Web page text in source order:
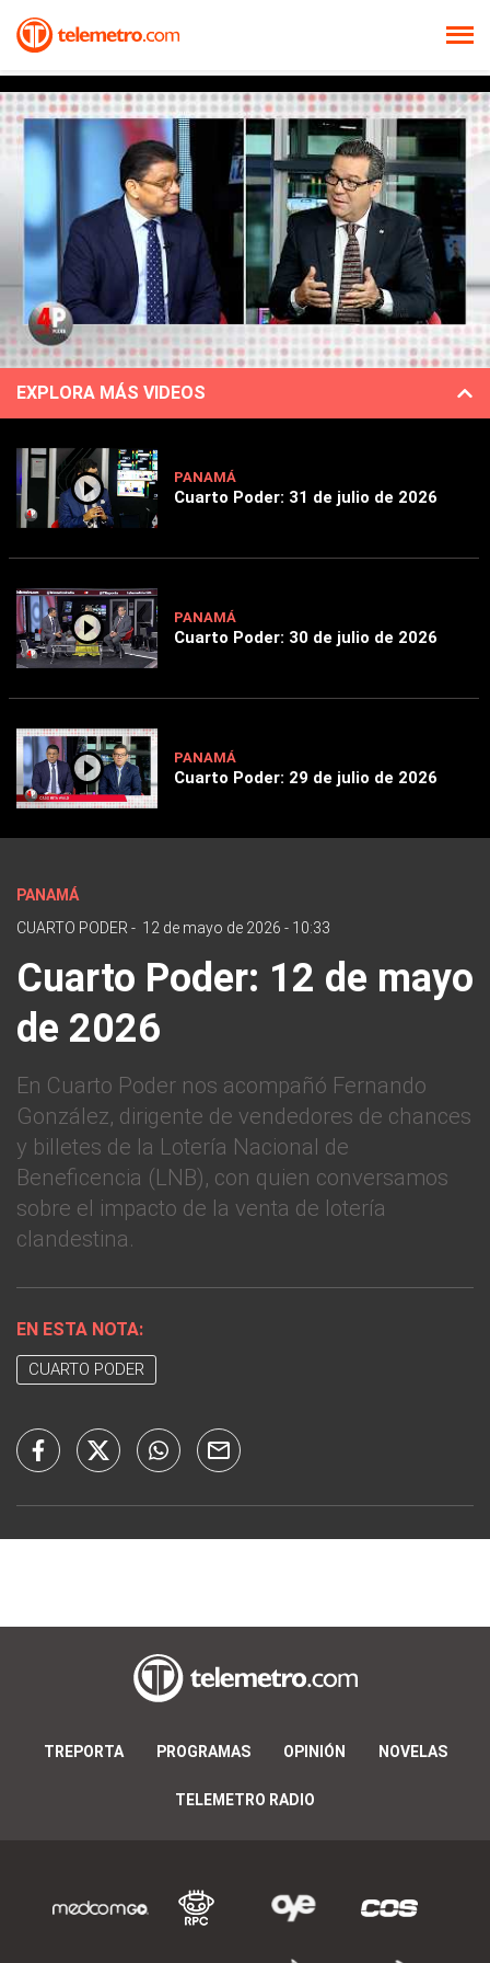
EXPLORA MÁS VIDEOS
PANAMÁ
Cuarto Poder: 31 de julio de 2026
PANAMÁ
Cuarto Poder: 30 de julio de 2026
PANAMÁ
Cuarto Poder: 29 de julio de 2026
PANAMÁ
CUARTO PODER - 12 de mayo de 2026 - 10:33
Cuarto Poder: 12 de mayo
de 2026
En Cuarto Poder nos acompañó Fernando
González, dirigente de vendedores de chances
y billetes de la Lotería Nacional de
Beneficencia (LNB), con quien conversamos
sobre el impacto de la venta de lotería
clandestina.
EN ESTA NOTA:
CUARTO PODER
TREPORTA PROGRAMAS OPINIÓN NOVELAS
TELEMETRO RADIO